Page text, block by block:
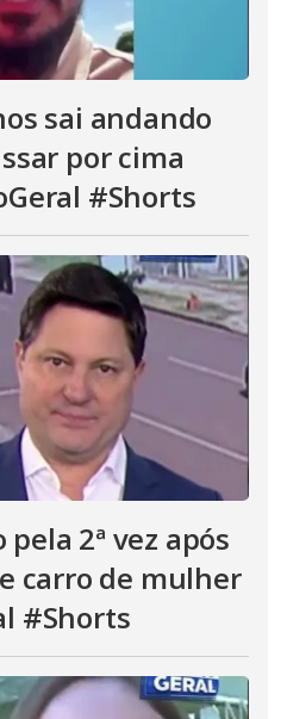
sai andando
por cima
#Shorts
2ª vez após
carro de mulher
#Shorts